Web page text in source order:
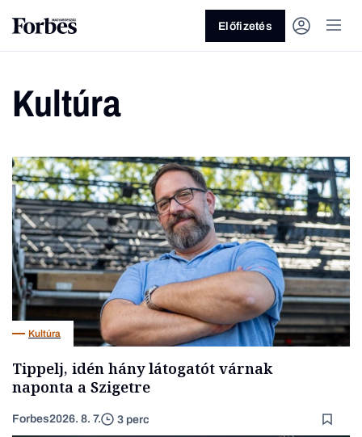
Vagy fedezze fel a következő
témákat
Üzlet Pénz Zöld Legyél jobb!
Előfizetés
Kultúra
Kultúra
Tippelj, idén hány látogatót várnak
naponta a Szigetre
Forbes2026. 8. 7. 3 perc